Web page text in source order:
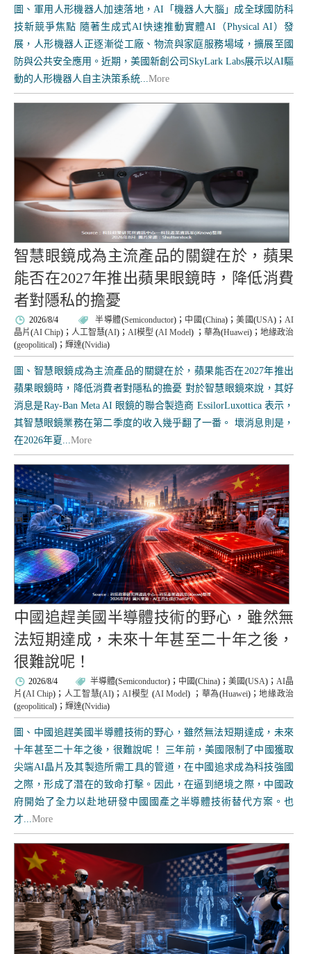
圖、軍用人形機器人加速落地，AI「機器人大腦」成全球國防科
技新競爭焦點 隨著生成式AI快速推動實體AI（Physical AI）發
展，人形機器人正逐漸從工廠、物流與家庭服務場域，擴展至國
防與公共安全應用。近期，美國新創公司SkyLark Labs展示以AI驅
動的人形機器人自主決策系統...More
智慧眼鏡成為主流產品的關鍵在於，蘋果
能否在2027年推出蘋果眼鏡時，降低消費
者對隱私的擔憂
2026/8/4 半導體(Semiconductor)； 中國 (China)； 美國(USA)；AI
晶片(AI Chip)；人工智慧(AI)；AI模型(AI Model) ；華為(Huawei)；地緣政治
(geopolitical)； 輝達(Nvidia)
圖、智慧眼鏡成為主流產品的關鍵在於，蘋果能否在2027年推出
蘋果眼鏡時，降低消費者對隱私的擔憂 對於智慧眼鏡來說，其好
消息是Ray-Ban Meta AI 眼鏡的聯合製造商 EssilorLuxottica 表示，
其智慧眼鏡業務在第二季度的收入幾乎翻了一番。 壞消息則是，
在2026年夏...More
中國追趕美國半導體技術的野心，雖然無
法短期達成，未來十年甚至二十年之後，
很難說呢！
2026/8/4 半導體(Semiconductor)； 中國(China)； 美國(USA)；AI晶
片 (AI Chip)； 人工智慧(AI)；AI模型 (AI Model) ； 華為(Huawei)； 地緣政治
(geopolitical)； 輝達(Nvidia)
圖、中國追趕美國半導體技術的野心，雖然無法短期達成，未來
十年甚至二十年之後，很難說呢！ 三年前，美國限制了中國獲取
尖端AI晶片及其製造所需工具的管道，在中國追求成為科技強國
之際，形成了潛在的致命打擊。因此，在逼到絕境之際，中國政
府開始了全力以赴地研發中國國產之半導體技術替代方案。也
才...More